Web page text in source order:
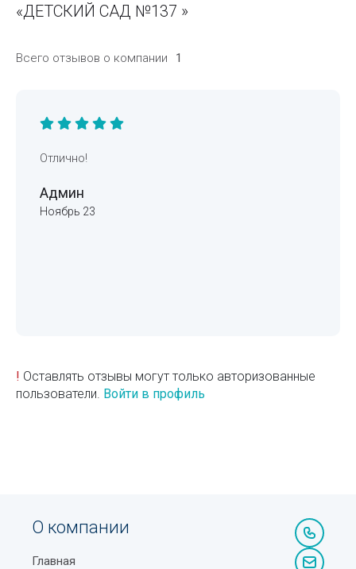
«ДЕТСКИЙ САД №137 »
Всего отзывов о компании 1
Отлично!
Админ
Ноябрь 23
! Оставлять отзывы могут только авторизованные
пользователи. Войти в профиль
О компании
Главная